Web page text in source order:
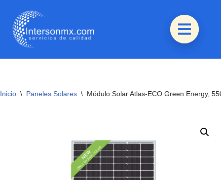
Saltar
contenido
Inicio \ Paneles Solares \ Módulo Solar Atlas-ECO Green Energy,